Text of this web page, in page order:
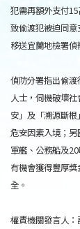
犯需再額外支付
致偷渡犯被迫同意
移送宜蘭地檢署偵
偵防分署指出偷
人士，伺機破壞
安」及「溯源斷
危安因素入境；
軍艦、公務船及
有機會獲得豐厚
全。
權責機關發言人